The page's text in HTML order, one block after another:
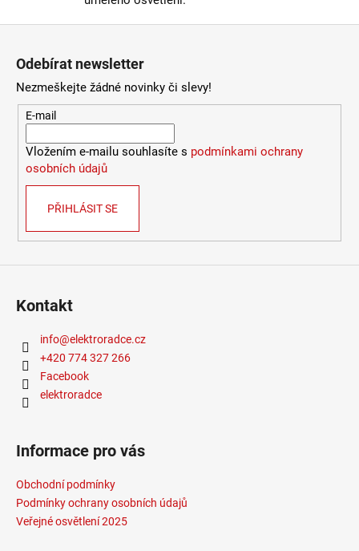
Odebírat newsletter
Nezmeškejte žádné novinky či slevy!
E-mail
Vložením e-mailu souhlasíte s podmínkami ochrany
osobních údajů
PŘIHLÁSIT SE
Kontakt
info@elektroradce.cz
+420 774 327 266
Facebook
elektroradce
Informace pro vás
Obchodní podmínky
Podmínky ochrany osobních údajů
Veřejné osvětlení 2025